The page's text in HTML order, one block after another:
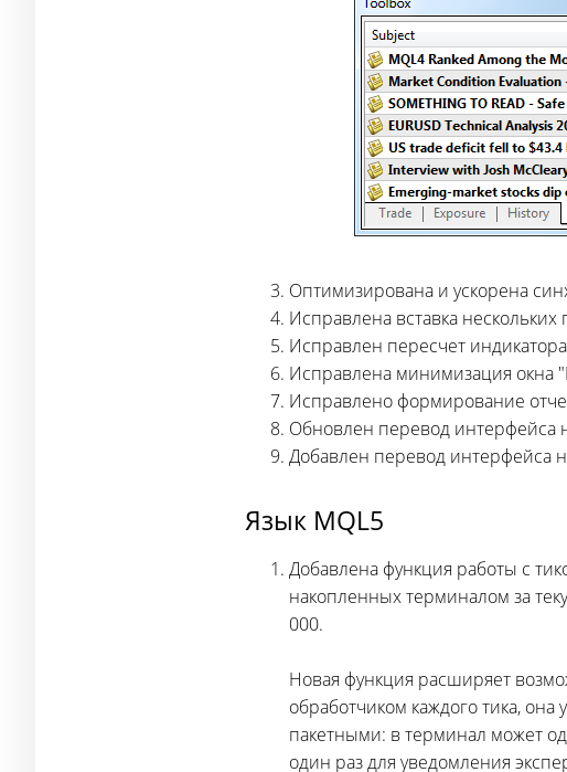
Оптимизирована и ускорена
Исправлена вставка
Исправлен пересчет
Исправлена минимизация окна
Исправлено формирование
Обновлен перевод интерфейса
Добавлен перевод интерфейса
Язык MQL5
Добавлена функция работы с
накопленных терминалом за
000.
Новая функция расширяет
обработчиком каждого тика,
пакетными: в терминал может
один раз для уведомления